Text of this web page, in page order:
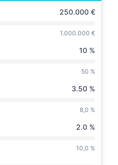
250.000 €
1.000.000 €
10 %
50 %
3.50 %
8,0 %
2.0 %
10,0 %